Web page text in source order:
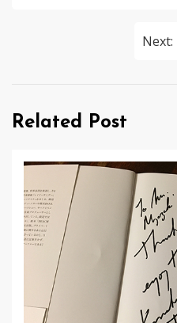
ー
ン
Next:
Related Post